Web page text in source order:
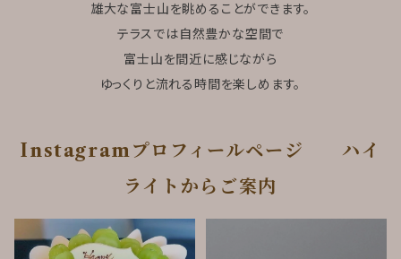
雄大な富士山を眺めることができます。
テラスでは自然豊かな空間で
富士山を間近に感じながら
ゆっくりと流れる時間を楽しめます。
Instagramプロフィールページ ハイ
ライトからご案内